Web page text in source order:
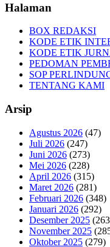
Halaman
BOX REDAKSI
KODE ETIK
KODE ETIK
PEDOMAN
SOP
TENTANG KAMI
Arsip
Agustus 2026 (47)
Juli 2026 (247)
Juni 2026 (273)
Mei 2026 (228)
April 2026 (315)
Maret 2026 (281)
Februari 2026 (348)
Januari 2026 (292)
Desember 2025
November 2025
Oktober 2025 (279)